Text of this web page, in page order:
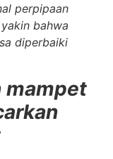
perpipaan
bahwa
diperbaiki
mampet